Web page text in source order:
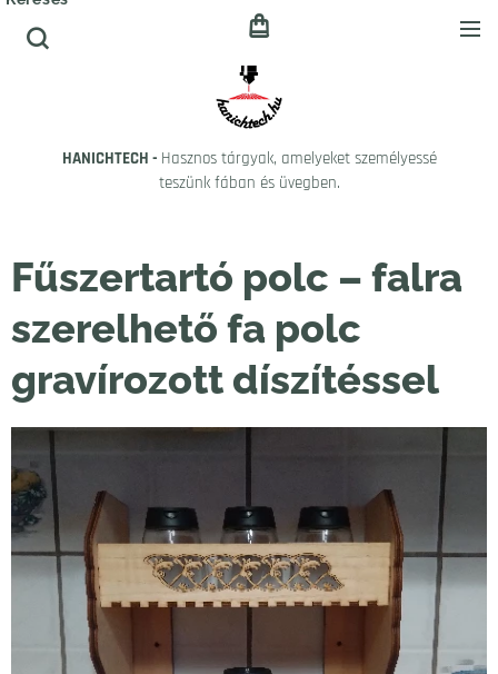
HANICHTECH - Hasznos tárgyak, amelyeket személyessé
teszünk fában és üvegben.
Fűszertartó polc – falra
szerelhető fa polc
gravírozott díszítéssel